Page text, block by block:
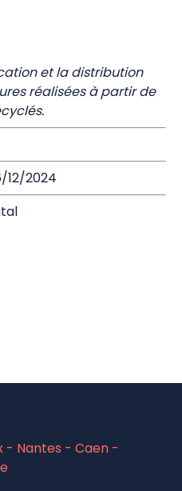
et la distribution
réalisées à partir de
12/2024
- Nantes - Caen -